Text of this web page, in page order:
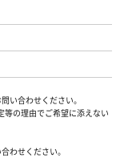
い合わせください。
の理由でご希望に添えない
わせください。